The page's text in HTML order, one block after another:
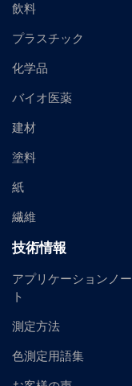
飲料
プラスチック
化学品
バイオ医薬
建材
塗料
紙
繊維
技術情報
アプリケーションノー
ト
測定方法
色測定用語集